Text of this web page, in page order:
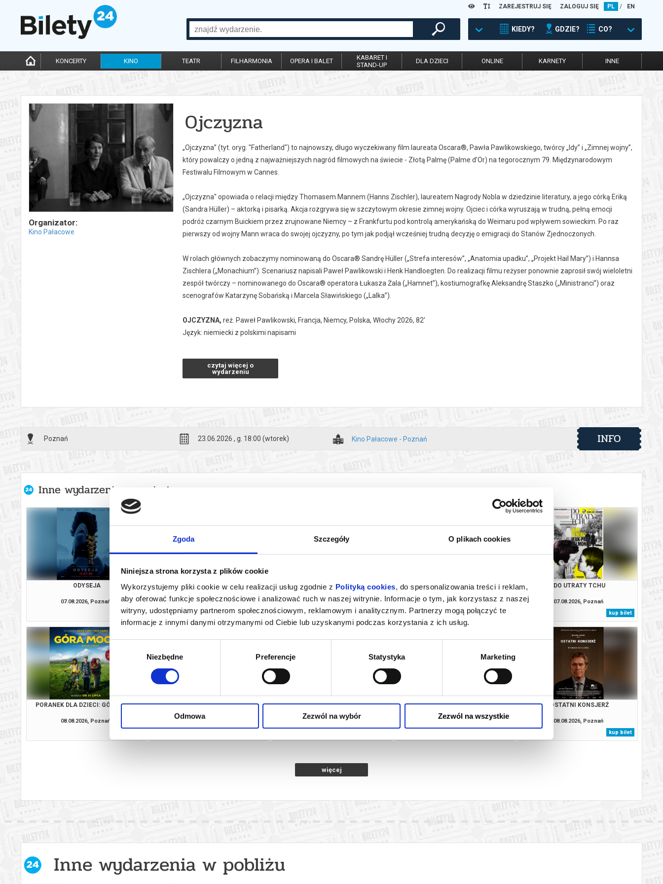
Zgoda Szczegóły O plikach cookies
Niniejsza strona korzysta z plików cookie
Wykorzystujemy pliki cookie w celu realizacji usług zgodnie z Polityką cookies, do spersonalizowania treści i reklam,
aby oferować funkcje społecznościowe i analizować ruch w naszej witrynie. Informacje o tym, jak korzystasz z naszej
witryny, udostępniamy partnerom społecznościowym, reklamowym i analitycznym. Partnerzy mogą połączyć te
informacje z innymi danymi otrzymanymi od Ciebie lub uzyskanymi podczas korzystania z ich usług.
Wybór
zgody
Niezbędne Preferencje Statystyka Marketing
Odmowa Zezwól na wybór Zezwól na wszystkie
ZAREJESTRUJ SIĘ ZALOGUJ SIĘ PL / EN
KIEDY? GDZIE? CO?
KONCERTY KINO TEATR FILHARMONIA OPERA I BALET
KABARET I
STAND-UP
DLA DZIECI ONLINE KARNETY INNE
Organizator:
Kino Pałacowe
Ojczyzna
„Ojczyzna” (tyt. oryg. "Fatherland") to najnowszy, długo wyczekiwany film laureata Oscara®, Pawła Pawlikowskiego, twórcy „Idy” i „Zimnej wojny”,
który powalczy o jedną z najważniejszych nagród filmowych na świecie - Złotą Palmę (Palme d’Or) na tegorocznym 79. Międzynarodowym
Festiwalu Filmowym w Cannes.
„Ojczyzna" opowiada o relacji między Thomasem Mannem (Hanns Zischler), laureatem Nagrody Nobla w dziedzinie literatury, a jego córką Eriką
(Sandra Hüller) – aktorką i pisarką. Akcja rozgrywa się w szczytowym okresie zimnej wojny. Ojciec i córka wyruszają w trudną, pełną emocji
podróż czarnym Buickiem przez zrujnowane Niemcy – z Frankfurtu pod kontrolą amerykańską do Weimaru pod wpływem sowieckim. Po raz
pierwszy od wojny Mann wraca do swojej ojczyzny, po tym jak podjął wcześniej trudną decyzję o emigracji do Stanów Zjednoczonych.
W rolach głównych zobaczymy nominowaną do Oscara® Sandrę Hüller („Strefa interesów”, „Anatomia upadku”, „Projekt Hail Mary”) i Hannsa
Zischlera („Monachium”). Scenariusz napisali Paweł Pawlikowski i Henk Handloegten. Do realizacji filmu reżyser ponownie zaprosił swój wieloletni
zespół twórczy – nominowanego do Oscara® operatora Łukasza Żala („Hamnet”), kostiumografkę Aleksandrę Staszko („Ministranci”) oraz
scenografów Katarzynę Sobańską i Marcela Sławińskiego („Lalka”).
OJCZYZNA, reż. Paweł Pawlikowski, Francja, Niemcy, Polska, Włochy 2026, 82'
Język: niemiecki z polskimi napisami
Bezpieczne zakupy w Bilety24. W przypadku odwołania wydarzenia, gwarantujemy automatyczny zwrot środków potwierdzony komunikatem
czytaj więcej o
wydarzeniu
Poznań 23.06.2026 , g. 18:00 (wtorek) Kino Pałacowe - Poznań INFO
Inne wydarzenia organizatora
ODYSEJA
07.08.2026, Poznań
kup bilet
PEJZAŻ W KOLORZE SEPII
07.08.2026, Poznań
kup bilet
GORZKIE ŚWIĘTA
07.08.2026, Poznań
kup bilet
KANDYDACI ŚMIERCI
07.08.2026, Poznań
kup bilet
DO UTRATY TCHU
07.08.2026, Poznań
kup bilet
PORANEK DLA DZIECI: GÓRA MOCY
08.08.2026, Poznań
ZAPROSZENIE
08.08.2026, Poznań
ODYSEJA
08.08.2026, Poznań
ODYSEJA
08.08.2026, Poznań
OSTATNI KONSJERŻ
08.08.2026, Poznań
kup bilet
więcej
Inne wydarzenia w pobliżu